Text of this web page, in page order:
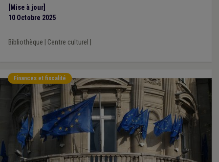
[Mise à jour]
10 Octobre 2025
Bibliothèque Centre culturel
Finances et fiscalité